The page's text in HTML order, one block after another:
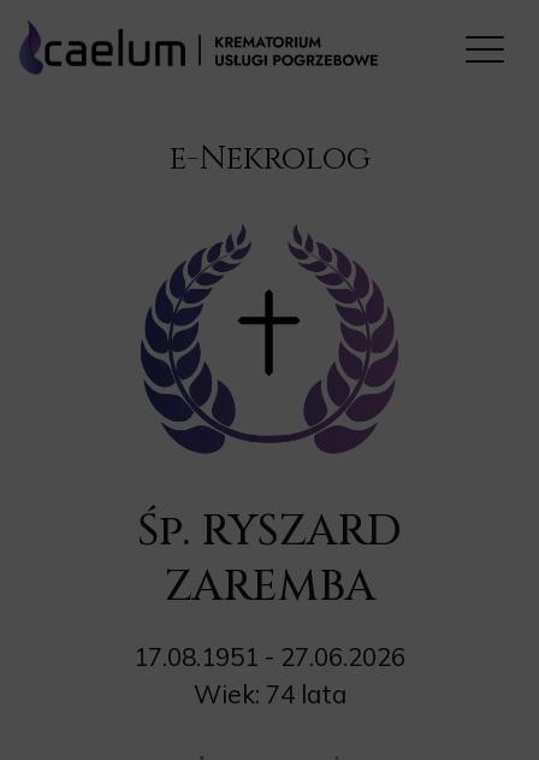
e-Nekrolog
Śp. RYSZARD
ZAREMBA
17.08.1951 - 27.06.2026
Wiek: 74 lata